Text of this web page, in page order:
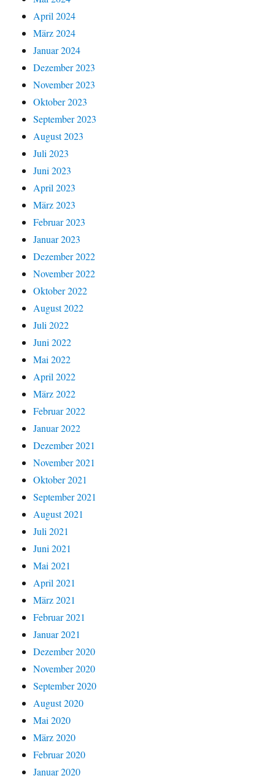
April 2024
März 2024
Januar 2024
Dezember 2023
November 2023
Oktober 2023
September 2023
August 2023
Juli 2023
Juni 2023
April 2023
März 2023
Februar 2023
Januar 2023
Dezember 2022
November 2022
Oktober 2022
August 2022
Juli 2022
Juni 2022
Mai 2022
April 2022
März 2022
Februar 2022
Januar 2022
Dezember 2021
November 2021
Oktober 2021
September 2021
August 2021
Juli 2021
Juni 2021
Mai 2021
April 2021
März 2021
Februar 2021
Januar 2021
Dezember 2020
November 2020
September 2020
August 2020
Mai 2020
März 2020
Februar 2020
Januar 2020